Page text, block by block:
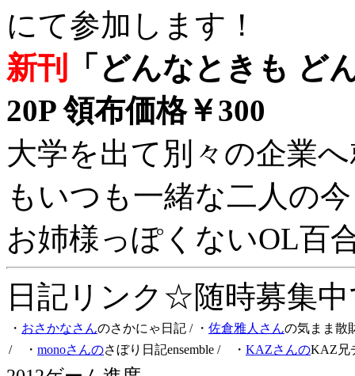
にて参加します！
新刊
「どんなときも ど
20P 領布価格￥300
大学を出て別々の企業
もいつも一緒な二人の
お姉様っぽくないOL百
日記リンク☆随時募集
・ おさかなさんのさかにゃ日記 / ・ 佐倉雅人さんの気まま散
/ ・ monoさんのさぼり日記ensemble / ・ KAZさんのKAZ兄